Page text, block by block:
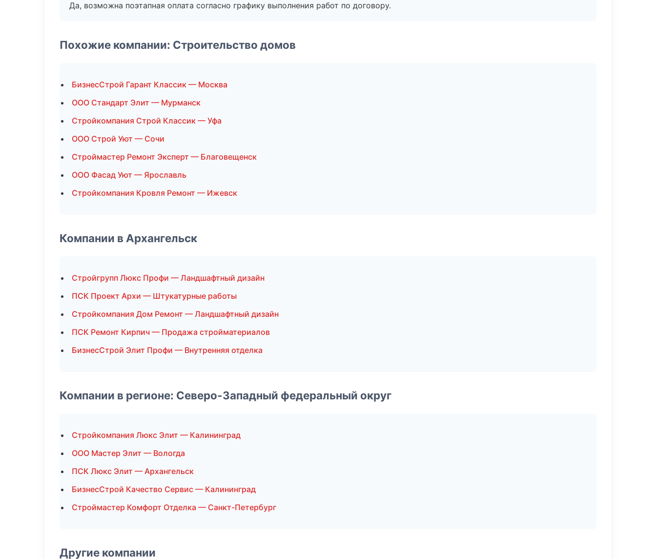
Да, возможна поэтапная оплата согласно графику выполнения работ по договору.
Похожие компании: Строительство домов
БизнесСтрой Гарант Классик — Москва
ООО Стандарт Элит — Мурманск
Стройкомпания Строй Классик — Уфа
ООО Строй Уют — Сочи
Строймастер Ремонт Эксперт — Благовещенск
ООО Фасад Уют — Ярославль
Стройкомпания Кровля Ремонт — Ижевск
Компании в Архангельск
Стройгрупп Люкс Профи — Ландшафтный дизайн
ПСК Проект Архи — Штукатурные работы
Стройкомпания Дом Ремонт — Ландшафтный дизайн
ПСК Ремонт Кирпич — Продажа стройматериалов
БизнесСтрой Элит Профи — Внутренняя отделка
Компании в регионе: Северо-Западный федеральный округ
Стройкомпания Люкс Элит — Калининград
ООО Мастер Элит — Вологда
ПСК Люкс Элит — Архангельск
БизнесСтрой Качество Сервис — Калининград
Строймастер Комфорт Отделка — Санкт-Петербург
Другие компании